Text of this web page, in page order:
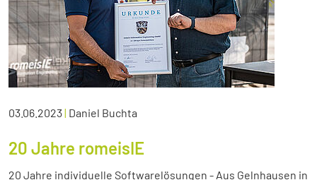
03.06.2023| Daniel Buchta
20 Jahre romeisIE
20 Jahre individuelle Softwarelösungen - Aus Gelnhausen in